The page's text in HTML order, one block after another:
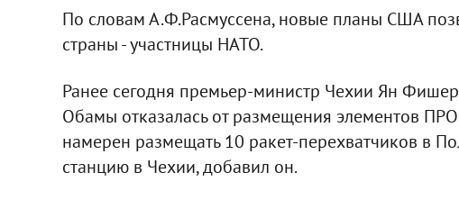
По словам А.Ф.Расмуссена, новые планы США
страны - участницы НАТО.
Ранее сегодня премьер-министр Чехии Ян
Обамы отказалась от размещения элементов
намерен размещать 10 ракет-перехватчиков в
станцию в Чехии, добавил он.